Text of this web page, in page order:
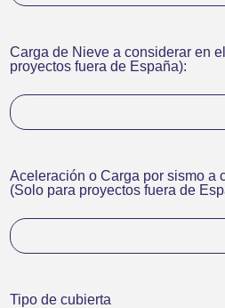
Carga de Nieve a considerar en
proyectos fuera de España):
Aceleración o Carga por sismo a
(Solo para proyectos fuera de
Tipo de cubierta